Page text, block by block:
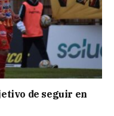
de seguir en